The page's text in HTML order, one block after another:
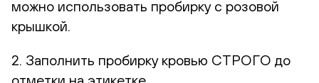
можно использовать пробирку с розовой
крышкой.
2. Заполнить пробирку кровью СТРОГО до
отметки на этикетке.